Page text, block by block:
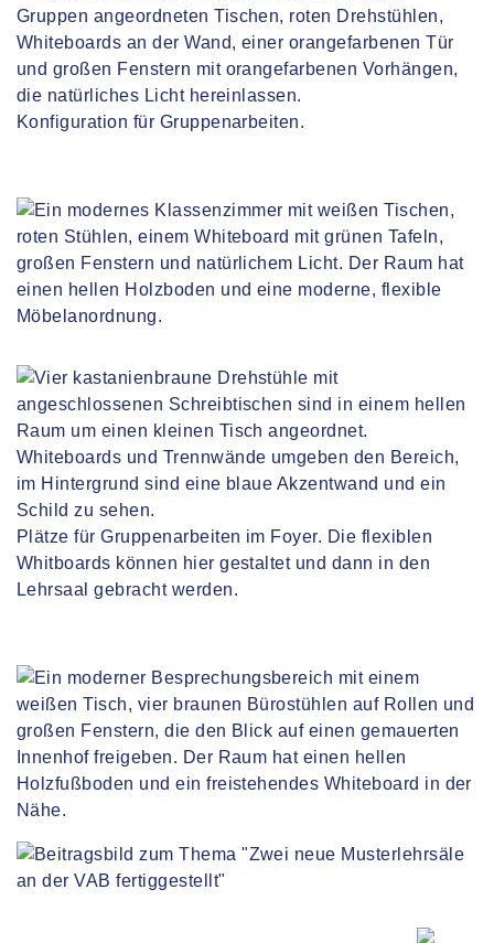
Konfiguration für Gruppenarbeiten.
Plätze für Gruppenarbeiten im Foyer. Die flexiblen
Whitboards können hier gestaltet und dann in den
Lehrsaal gebracht werden.